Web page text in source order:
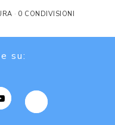
0 CONDIVISIONI
su: